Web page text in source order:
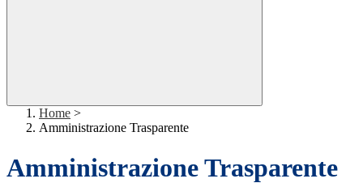
Home >
Amministrazione Trasparente
Amministrazione Trasparente